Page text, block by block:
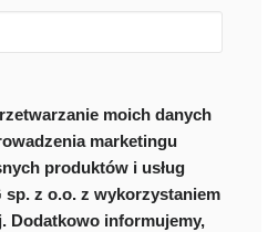
moich danych
marketingu
produktów i usług
sp. z o.o. z wykorzystaniem
Dodatkowo informujemy,